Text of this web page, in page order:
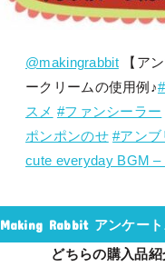
@makingrabbit【アン
ークリームの使用例♪
スメ #ファンシーラー
ポンポンのせ #アンブ
cute everyday BGM –
Making Rabbit アンケート
どちらの購入品紹